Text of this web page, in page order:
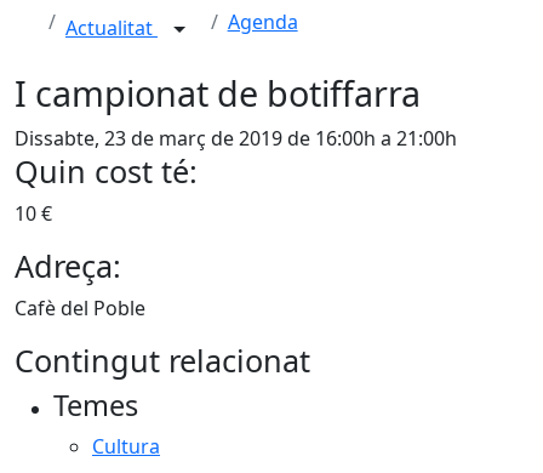
Actualitat Agenda
I campionat de botiffarra
Dissabte, 23 de març de 2019 de 16:00h a 21:00h
Quin cost té:
10 €
Adreça:
Cafè del Poble
Contingut relacionat
Temes
Cultura